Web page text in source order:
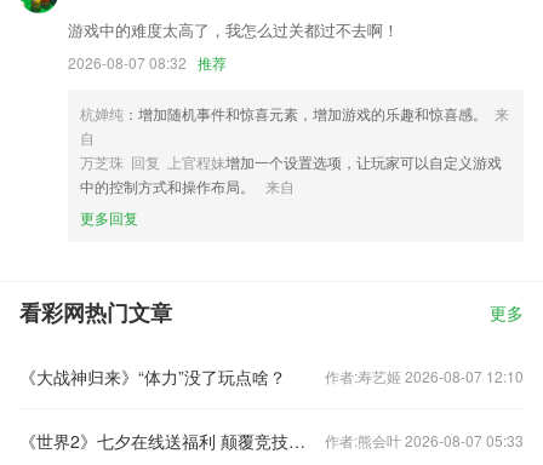
游戏中的难度太高了，我怎么过关都过不去啊！
2026-08-07 08:32 推荐
杭婵纯 ：增加随机事件和惊喜元素，增加游戏的乐趣和惊喜感。
来
自
万芝珠 回复 上官程妹增加一个设置选项，让玩家可以自定义游戏
中的控制方式和操作布局。
来自
更多回复
看彩网热门文章 更多
《大战神归来》“体力”没了玩点啥？ 作者:寿艺姬 2026-08-07 12:10
《世界2》七夕在线送福利 颠覆竞技为爱战斗 作者:熊会叶 2026-08-07 05:33